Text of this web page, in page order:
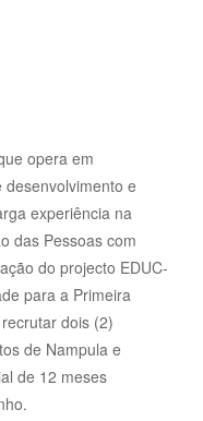
opera em
e
experiência na
das Pessoas com
do projecto EDUC-
para a Primeira
dois (2)
de Nampula e
de 12 meses